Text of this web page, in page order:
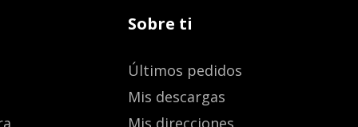
Sobre ti
Últimos pedidos
Mis descargas
Mis direcciones